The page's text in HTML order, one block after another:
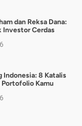
dan Reksa Dana:
Investor Cerdas
Indonesia: 8 Katalis
Portofolio Kamu